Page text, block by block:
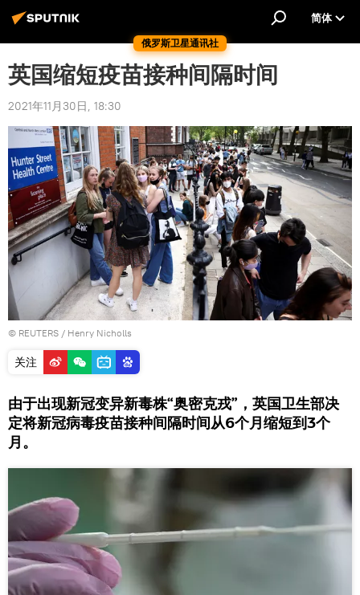
俄罗斯卫星通讯社
简体
英国缩短疫苗接种间隔时间
2021年11月30日, 18:30
© REUTERS / Henry Nicholls
关注
由于出现新冠变异新毒株“奥密克戎”，英国卫生部决
定将新冠病毒疫苗接种间隔时间从6个月缩短到3个
月。